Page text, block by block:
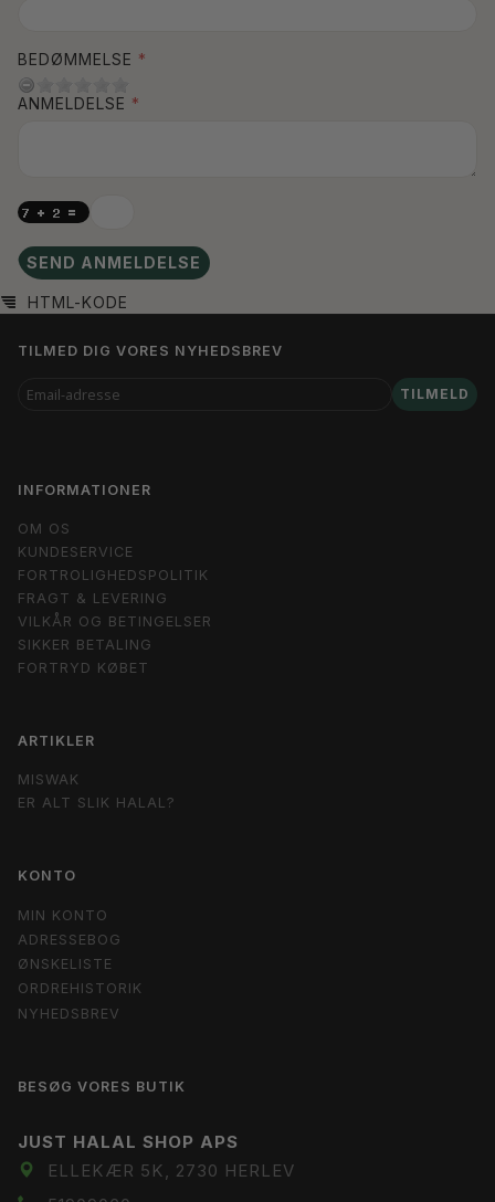
BEDØMMELSE
ANMELDELSE
SEND ANMELDELSE
HTML-KODE
TILMED DIG VORES NYHEDSBREV
EMAIL-
ADRESSE
TILMELD
INFORMATIONER
OM OS
KUNDESERVICE
FORTROLIGHEDSPOLITIK
FRAGT & LEVERING
VILKÅR OG BETINGELSER
SIKKER BETALING
FORTRYD KØBET
ARTIKLER
MISWAK
ER ALT SLIK HALAL?
KONTO
MIN KONTO
ADRESSEBOG
ØNSKELISTE
ORDREHISTORIK
NYHEDSBREV
BESØG VORES BUTIK
JUST HALAL SHOP APS
ELLEKÆR 5K, 2730 HERLEV